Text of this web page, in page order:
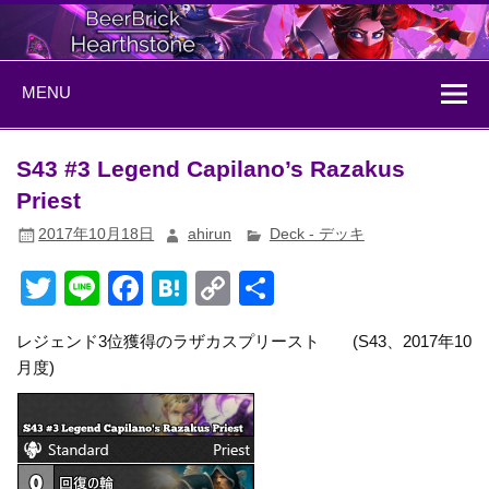
Skip
content
BeerBrick
Hearthstone
MENU
S43 #3 Legend Capilano’s Razakus
Priest
2017年10月18日 ahirun Deck - デッキ
T
tt
er
Li
e
F
c
e
b
o
H
e
n
a
C
p
y
Li
n
レジェンド3位獲得のラザカスプリースト (S43、2017年10
月度)